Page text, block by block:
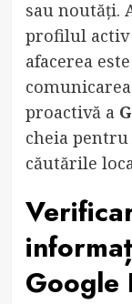
sau noutăți.
profilul activ
afacerea
proactivă a
cheia
căutările
Google